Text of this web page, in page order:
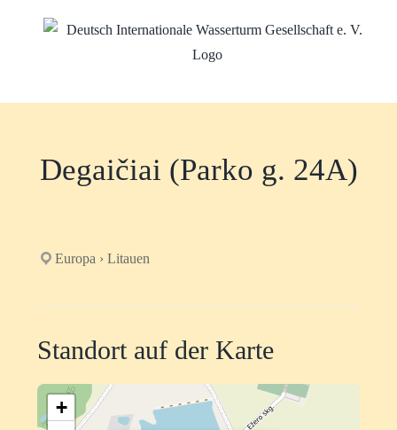
Degaičiai (Parko g. 24A)
Europa › Litauen
Standort auf der Karte
+